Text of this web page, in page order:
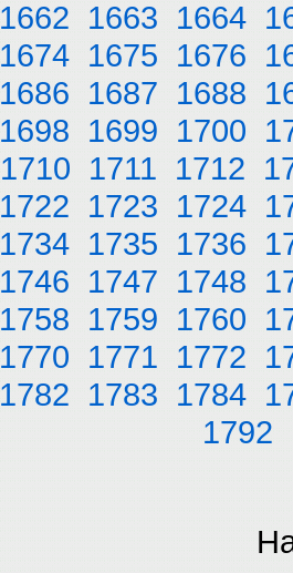
1662 1663 1664
1674 1675 1676
1686 1687 1688
1698 1699 1700
1710 1711 1712
1722 1723 1724
1734 1735 1736
1746 1747 1748
1758 1759 1760
1770 1771 1772
1782 1783 1784
1792